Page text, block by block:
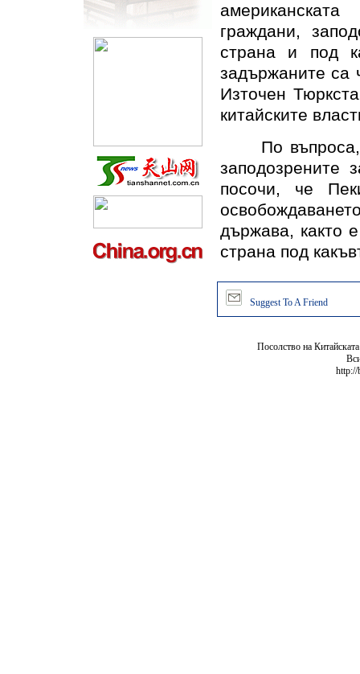
граждани,
страна и под
задържаните са
Източен
китайските
По въпроса,
заподозрените
посочи, че
държава, както
страна под
Suggest To A Friend
Посолство на
http://